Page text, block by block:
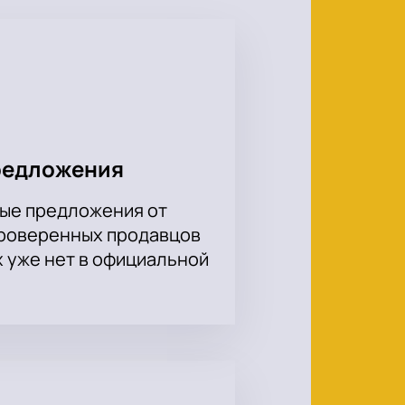
навигацией для
транспорт, входы
приезд, чтобы
билеты на почту и в
билеты быстро и без лишних
этом особом вечере, лучше
предложения от
продавцов
нет в официальной